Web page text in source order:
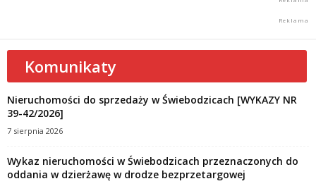
Komunikaty
Nieruchomości do sprzedaży w Świebodzicach [WYKAZY NR
39-42/2026]
7 sierpnia 2026
Wykaz nieruchomości w Świebodzicach przeznaczonych do
oddania w dzierżawę w drodze bezprzetargowej